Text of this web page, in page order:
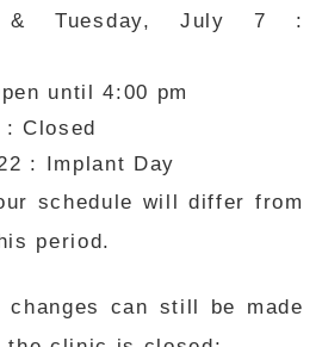
& Tuesday, July 7 :
until 4:00 pm
: Closed
: Implant Day
schedule will differ from
period.
changes can still be made